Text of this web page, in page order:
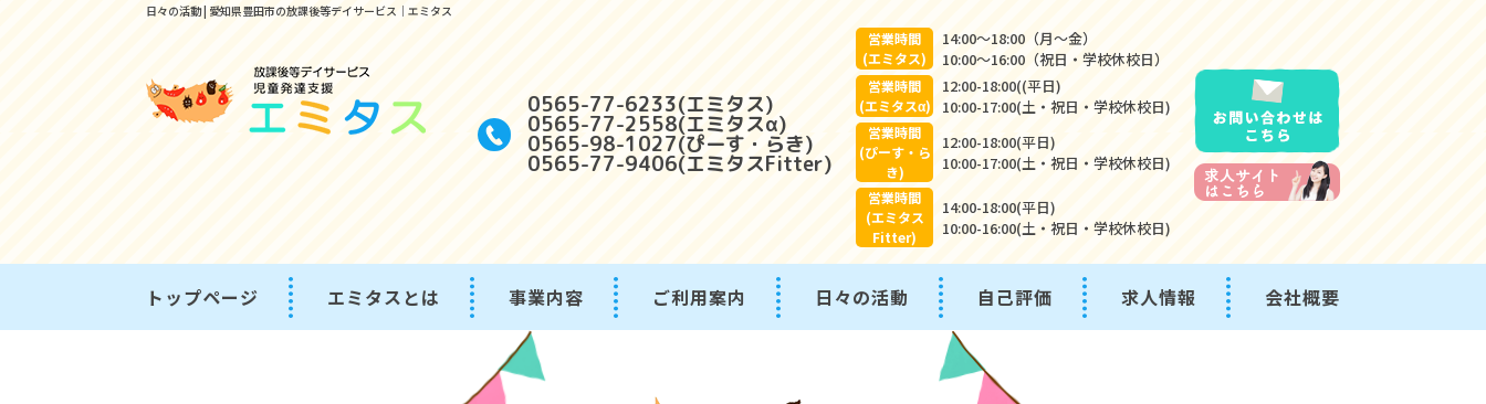
日々の活動 | 愛知県豊田市の放課後等デイサービス｜エミタス
0565-77-6233(エミタス)
0565-77-2558(エミタスα)
0565-98-1027(ぴーす・らき)
0565-77-9406(エミタスFitter)
営業時間
(エミタス)
14:00～18:00（月～金）
10:00～16:00（祝日・学校休校日）
営業時間
(エミタスα)
12:00-18:00((平日)
10:00-17:00(土・祝日・学校休校日)
営業時間
(ぴーす・ら
き)
12:00-18:00(平日)
10:00-17:00(土・祝日・学校休校日)
営業時間
(エミタス
Fitter)
14:00-18:00(平日)
10:00-16:00(土・祝日・学校休校日)
トップページ エミタスとは 事業内容 ご利用案内 日々の活動 自己評価
よくあるご質問
求人情報 会社概要